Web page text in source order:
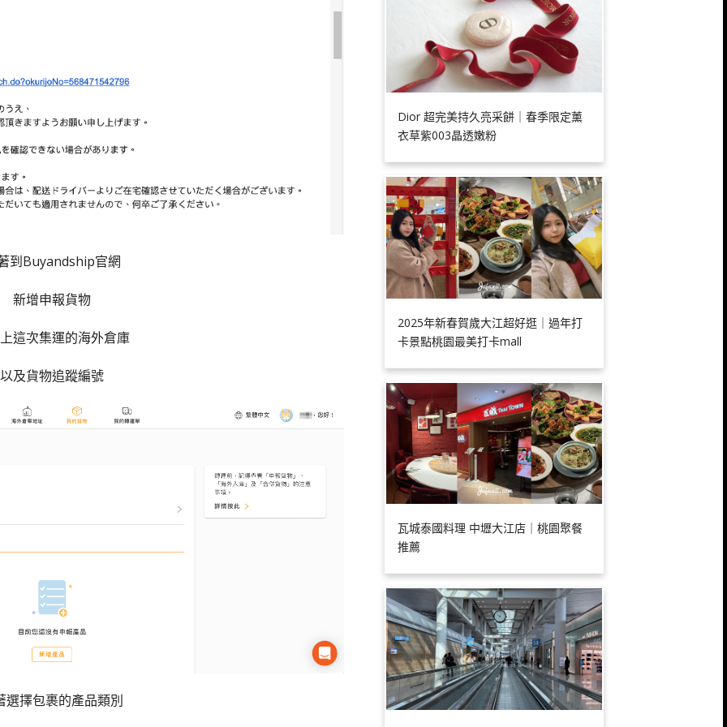
到Buyandship官網
新增申報貨物
這次集運的海外倉庫
以及貨物追蹤編號
選擇包裹的產品類別
Dior 超完美持久亮采餅｜春季限定薰
衣草紫003晶透嫩粉
2025年新春賀歲大江超好逛｜過年打
卡景點桃園最美打卡mall
瓦城泰國料理 中壢大江店｜桃園聚餐
推薦